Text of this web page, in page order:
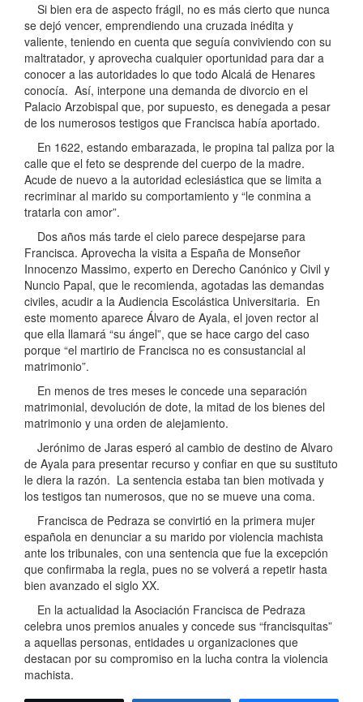
Si bien era de aspecto frágil, no es más cierto que nunca
se dejó vencer, emprendiendo una cruzada inédita y
valiente, teniendo en cuenta que seguía conviviendo con su
maltratador, y aprovecha cualquier oportunidad para dar a
conocer a las autoridades lo que todo Alcalá de Henares
conocía. Así, interpone una demanda de divorcio en el
Palacio Arzobispal que, por supuesto, es denegada a pesar
de los numerosos testigos que Francisca había aportado.
En 1622, estando embarazada, le propina tal paliza por la
calle que el feto se desprende del cuerpo de la madre.
Acude de nuevo a la autoridad eclesiástica que se limita a
recriminar al marido su comportamiento y “le conmina a
tratarla con amor”.
Dos años más tarde el cielo parece despejarse para
Francisca. Aprovecha la visita a España de Monseñor
Innocenzo Massimo, experto en Derecho Canónico y Civil y
Nuncio Papal, que le recomienda, agotadas las demandas
civiles, acudir a la Audiencia Escolástica Universitaria. En
este momento aparece Álvaro de Ayala, el joven rector al
que ella llamará “su ángel”, que se hace cargo del caso
porque “el martirio de Francisca no es consustancial al
matrimonio”.
En menos de tres meses le concede una separación
matrimonial, devolución de dote, la mitad de los bienes del
matrimonio y una orden de alejamiento.
Jerónimo de Jaras esperó al cambio de destino de Alvaro
de Ayala para presentar recurso y confiar en que su sustituto
le diera la razón. La sentencia estaba tan bien motivada y
los testigos tan numerosos, que no se mueve una coma.
Francisca de Pedraza se convirtió en la primera mujer
española en denunciar a su marido por violencia machista
ante los tribunales, con una sentencia que fue la excepción
que confirmaba la regla, pues no se volverá a repetir hasta
bien avanzado el siglo XX.
En la actualidad la Asociación Francisca de Pedraza
celebra unos premios anuales y concede sus “francisquitas”
a aquellas personas, entidades u organizaciones que
destacan por su compromiso en la lucha contra la violencia
machista.